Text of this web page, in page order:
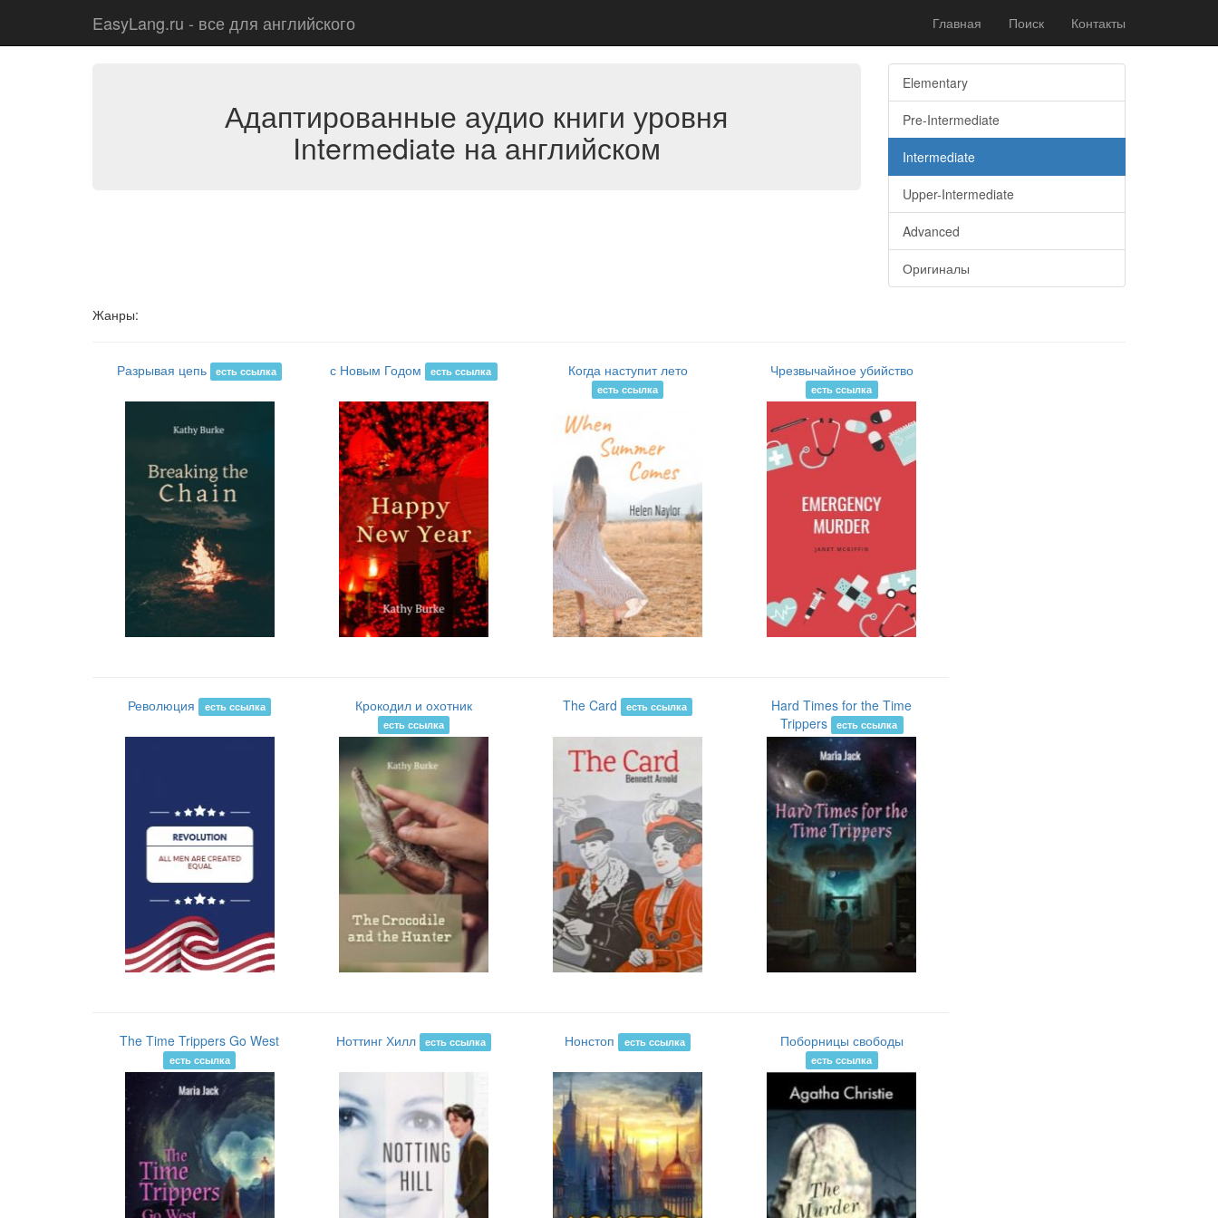
EasyLang.ru - все для английского Главная Поиск Контакты
Адаптированные аудио книги уровня
Intermediate на английском
Elementary
Pre-Intermediate
Intermediate
Upper-Intermediate
Advanced
Оригиналы
Жанры:
Разрывая цепь есть ссылка с Новым Годом есть ссылка Когда наступит лето
есть ссылка
Чрезвычайное убийство
есть ссылка
Революция есть ссылка Крокодил и охотник
есть ссылка
The Card есть ссылка
Hard Times for the Time
Trippers есть ссылка
The Time Trippers Go West
есть ссылка
Ноттинг Хилл есть ссылка Нонстоп есть ссылка Поборницы свободы
есть ссылка